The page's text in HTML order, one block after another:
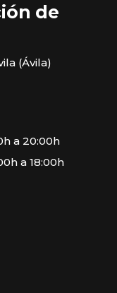
de
(Ávila)
a 20:00h
a 18:00h